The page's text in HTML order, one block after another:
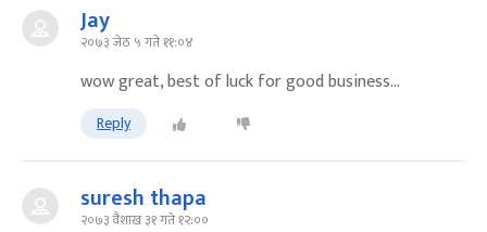
Jay
२०७३ जेठ ५ गते ११:०४
wow great, best of luck for good business...
Reply
suresh thapa
२०७३ वैशाख ३१ गते १२:००